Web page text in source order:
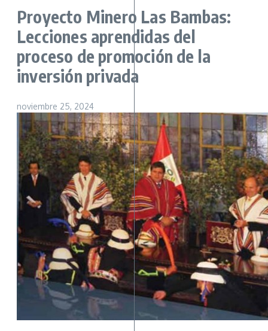
Proyecto Minero Las Bambas:
Lecciones aprendidas del
proceso de promoción de la
inversión privada
noviembre 25, 2024